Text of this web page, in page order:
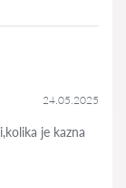
24.05.2025
je kazna